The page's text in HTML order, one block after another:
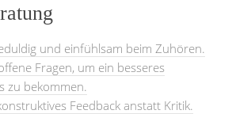
und einfühlsam beim Zuhören.
Fragen, um ein besseres
zu bekommen.
Feedback anstatt Kritik.